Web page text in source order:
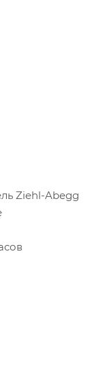
Ziehl-Abegg